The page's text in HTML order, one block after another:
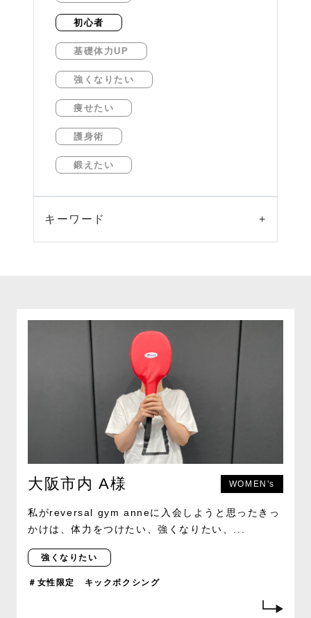
初心者
基礎体力UP
強くなりたい
痩せたい
護身術
鍛えたい
キーワード +
大阪市内 A様 WOMEN's
私がreversal gym anneに入会しようと思ったきっ
かけは、体力をつけたい、強くなりたい、...
強くなりたい
＃女性限定 キックボクシング